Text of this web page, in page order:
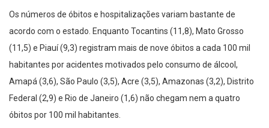
Os números de óbitos e hospitalizações variam bastante de
acordo com o estado. Enquanto Tocantins (11,8), Mato Grosso
(11,5) e Piauí (9,3) registram mais de nove óbitos a cada 100 mil
habitantes por acidentes motivados pelo consumo de álcool,
Amapá (3,6), São Paulo (3,5), Acre (3,5), Amazonas (3,2), Distrito
Federal (2,9) e Rio de Janeiro (1,6) não chegam nem a quatro
óbitos por 100 mil habitantes.